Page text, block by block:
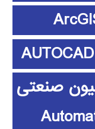
صنعتی